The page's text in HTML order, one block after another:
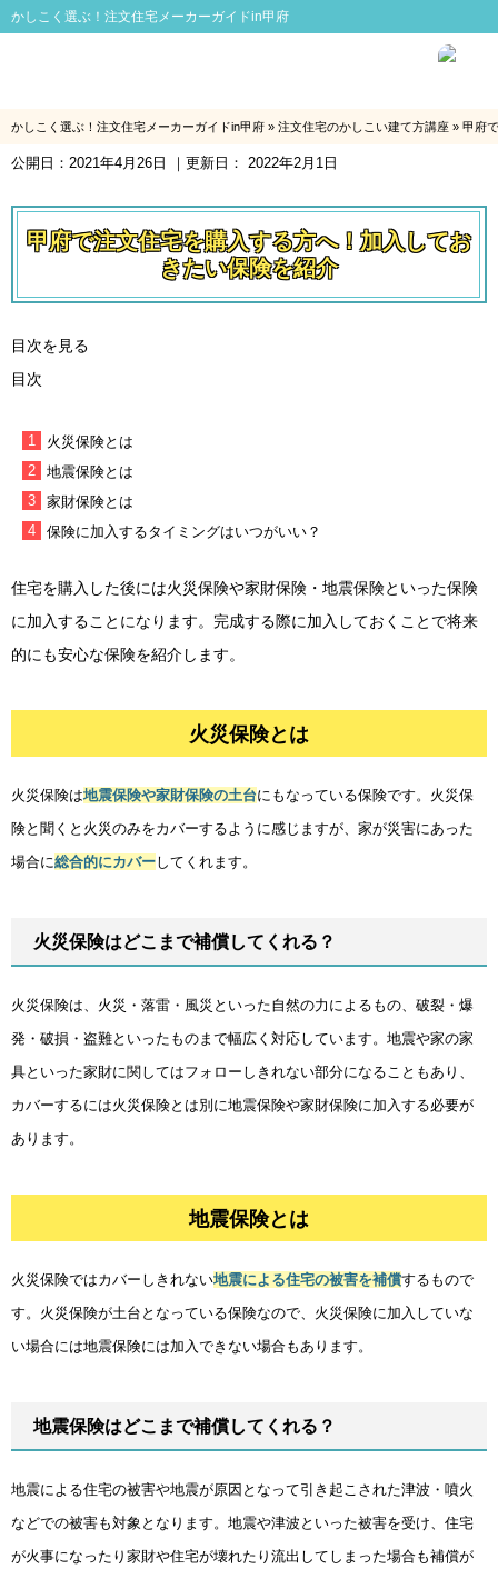
かしこく選ぶ！注文住宅メーカーガイドin甲府
かしこく選ぶ！注文住宅メーカーガイドin甲府 » 注文住宅のかしこい建て方講座 » 甲府
公開日： 2021年4月26日 ｜更新日： 2022年2月1日
甲府で注文住宅を購入する方へ！加入してお
きたい保険を紹介
目次を見る
目次
火災保険とは
地震保険とは
家財保険とは
保険に加入するタイミングはいつがいい？
住宅を購入した後には火災保険や家財保険・地震保険といった保険
に加入することになります。完成する際に加入しておくことで将来
的にも安心な保険を紹介します。
火災保険とは
火災保険は地震保険や家財保険の土台にもなっている保険です。火災保
険と聞くと火災のみをカバーするように感じますが、家が災害にあった
場合に総合的にカバーしてくれます。
火災保険はどこまで補償してくれる？
火災保険は、火災・落雷・風災といった自然の力によるもの、破裂・爆
発・破損・盗難といったものまで幅広く対応しています。地震や家の家
具といった家財に関してはフォローしきれない部分になることもあり、
カバーするには火災保険とは別に地震保険や家財保険に加入する必要が
あります。
地震保険とは
火災保険ではカバーしきれない地震による住宅の被害を補償するもので
す。火災保険が土台となっている保険なので、火災保険に加入していな
い場合には地震保険には加入できない場合もあります。
地震保険はどこまで補償してくれる？
地震による住宅の被害や地震が原因となって引き起こされた津波・噴火
などでの被害も対象となります。地震や津波といった被害を受け、住宅
が火事になったり家財や住宅が壊れたり流出してしまった場合も補償が